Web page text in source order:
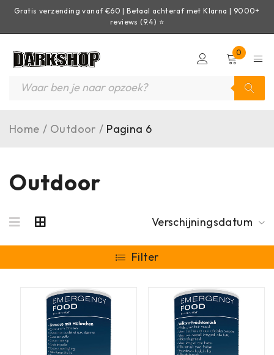
Gratis verzending vanaf €60 | Betaal achteraf met Klarna | 9000+
reviews (9.4) ⭐
0
Home / Outdoor / Pagina 6
Outdoor
Verschijningsdatum
Filter